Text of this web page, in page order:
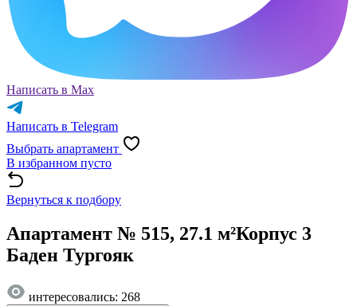
Написать в Max
Написать в Telegram
Выбрать апартамент
В избранном пусто
Вернуться к подбору
Апартамент № 515, 27.1 м²Корпус 3
Баден Тургояк
интересовались: 268